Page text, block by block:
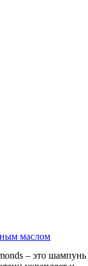
маслом
– это шампунь